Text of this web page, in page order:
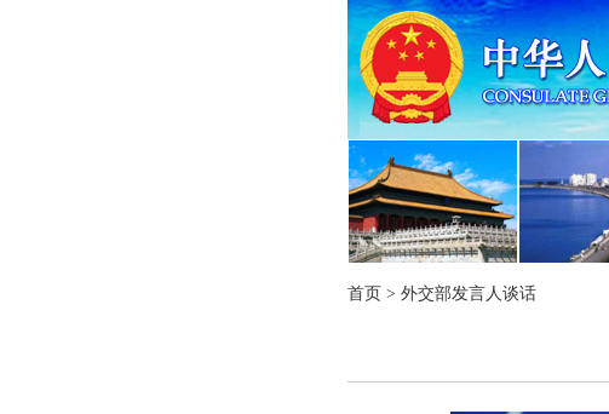
首页 > 外交部发言人谈话